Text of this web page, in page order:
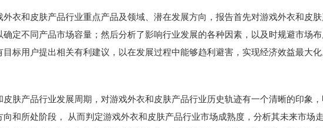
衣和皮肤产品行业重点产品及领域、潜在发展方向，报告首先对游戏外衣和皮
定不同产品市场容量；然后分析了影响行业发展的各种因素，以及时规避市场布
标用户提出相关有利建议，以在发展过程中能够趋利避害，实现经济效益最大化
肤产品行业发展周期，对游戏外衣和皮肤产品行业历史轨迹有一个清晰的印象
和所处阶段， 从而判定游戏外衣和皮肤产品行业市场成熟度，分析其未来市场走